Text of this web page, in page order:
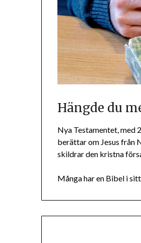
Hängde du
Nya Testamentet, med
berättar om Jesus från
skildrar den kristna
Många har en Bibel i